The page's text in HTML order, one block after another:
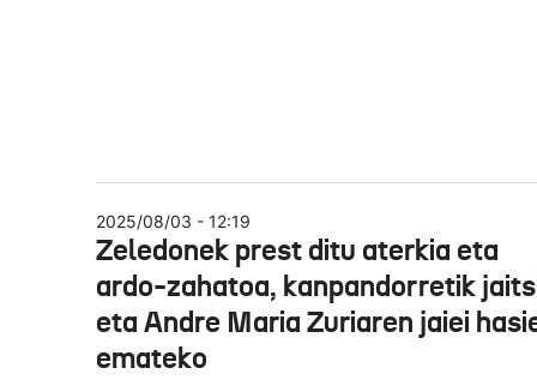
2025/08/03 - 12:19
Zeledonek prest ditu aterkia eta
ardo-zahatoa, kanpandorretik
eta Andre Maria Zuriaren jaiei
emateko